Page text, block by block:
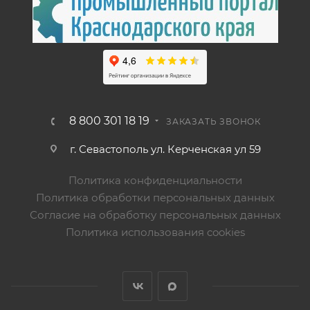
8 800 301 18 19 ЗАКАЗАТЬ ЗВОНОК
г. Севастополь ул. Керченская ул 59
Политика конфиденциальности
Политика обработки персональных данных
Согласие на обработку персональных данных
Политика использования cookies